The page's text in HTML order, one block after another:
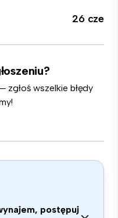
26 cze
zgłoś wszelkie błędy
postępuj